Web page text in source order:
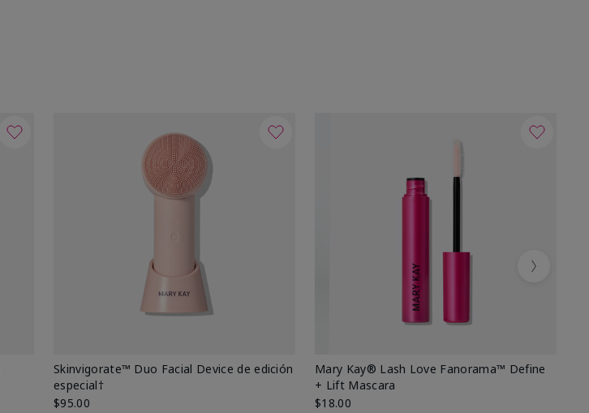
Skinvigorate™ Duo Facial Device de edición
especial†
$95.00
Mary Kay® Lash Love Fanorama™ Define
+ Lift Mascara
$18.00
Next